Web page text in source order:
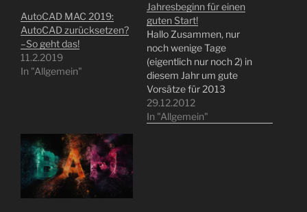
AutoCAD MAC 2019:
AutoCAD zurücksetzen?
–So geht das!
11.2.2019
In "Allgemein"
Jahresbeginn für einen
guten Start!
Hallo Zusammen, nur
noch wenige Tage
(eigentlich nur noch 2) in
diesem Jahr um gute
Vorsätze für 2013
festzulegen. Wie ist
das eigentlich machen
29.12.2012
In "Allgemein"